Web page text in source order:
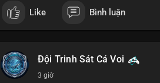
- Vùng Entry: $6.4500 - $6.4800
- Mục tiêu chốt lời (Take Profit - TP):
Lời khuyên quản trị vốn: Khối lượng lệnh
sau khi vào lệnh để bảo vệ tài khoản
Like Bình luận
Đội Trinh Sát Cá Voi
3 giờ